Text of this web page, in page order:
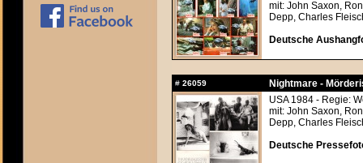
mit: John Saxon,
Depp, Charles
Deutsche
# 26059
Nightmare -
USA 1984 - Regie:
mit: John Saxon,
Depp, Charles
Deutsche